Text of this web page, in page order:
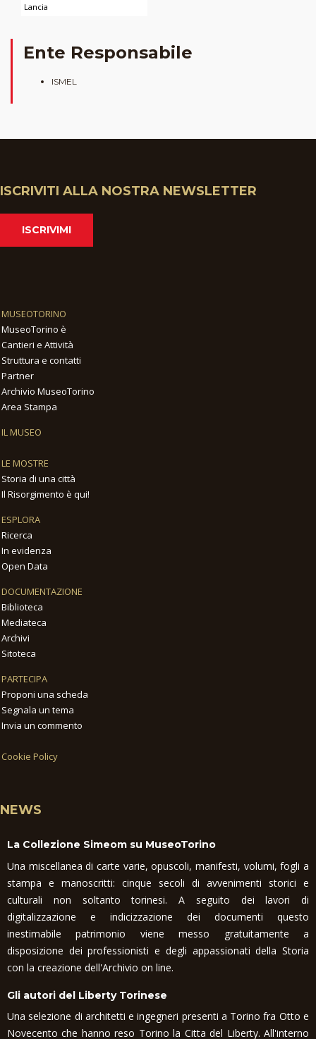
Lancia
Ente Responsabile
ISMEL
ISCRIVITI ALLA NOSTRA NEWSLETTER
ISCRIVIMI
MUSEOTORINO
MuseoTorino è
Cantieri e Attività
Struttura e contatti
Partner
Archivio MuseoTorino
Area Stampa
IL MUSEO
LE MOSTRE
Storia di una città
Il Risorgimento è qui!
ESPLORA
Ricerca
In evidenza
Open Data
DOCUMENTAZIONE
Biblioteca
Mediateca
Archivi
Sitoteca
PARTECIPA
Proponi una scheda
Segnala un tema
Invia un commento
Cookie Policy
NEWS
La Collezione Simeom su MuseoTorino
Una miscellanea di carte varie, opuscoli, manifesti, volumi, fogli a
stampa e manoscritti: cinque secoli di avvenimenti storici e
culturali non soltanto torinesi. A seguito dei lavori di
digitalizzazione e indicizzazione dei documenti questo
inestimabile patrimonio viene messo gratuitamente a
disposizione dei professionisti e degli appassionati della Storia
con la creazione dell'Archivio on line.
Gli autori del Liberty Torinese
Una selezione di architetti e ingegneri presenti a Torino fra Otto e
Novecento che hanno reso Torino la Citta del Liberty. All'interno